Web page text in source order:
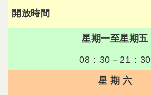
開放時間
星期一至星期五
08：30－21：30
星 期 六